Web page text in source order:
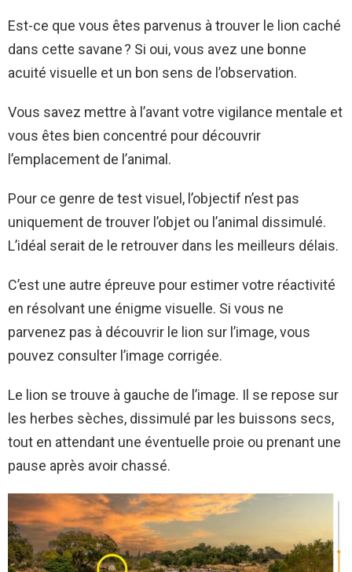
Est-ce que vous êtes parvenus à trouver le lion caché
dans cette savane ? Si oui, vous avez une bonne
acuité visuelle et un bon sens de l’observation.
Vous savez mettre à l’avant votre vigilance mentale et
vous êtes bien concentré pour découvrir
l’emplacement de l’animal.
Pour ce genre de test visuel, l’objectif n’est pas
uniquement de trouver l’objet ou l’animal dissimulé.
L’idéal serait de le retrouver dans les meilleurs délais.
C’est une autre épreuve pour estimer votre réactivité
en résolvant une énigme visuelle. Si vous ne
parvenez pas à découvrir le lion sur l’image, vous
pouvez consulter l’image corrigée.
Le lion se trouve à gauche de l’image. Il se repose sur
les herbes sèches, dissimulé par les buissons secs,
tout en attendant une éventuelle proie ou prenant une
pause après avoir chassé.